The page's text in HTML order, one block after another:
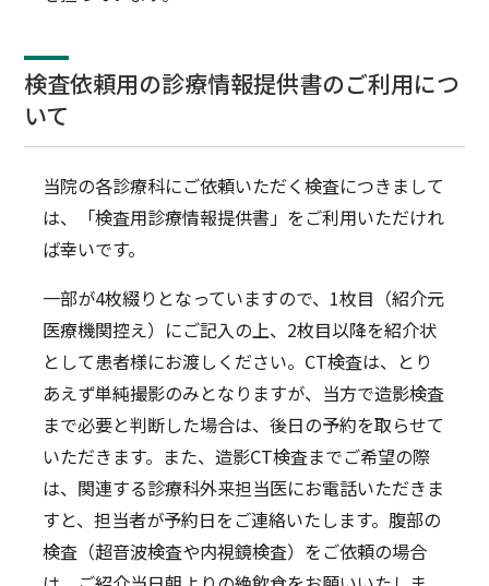
検査依頼用の診療情報提供書のご利用につ
いて
当院の各診療科にご依頼いただく検査につきまして
は、「検査用診療情報提供書」をご利用いただけれ
ば幸いです。
一部が4枚綴りとなっていますので、1枚目（紹介元
医療機関控え）にご記入の上、2枚目以降を紹介状
として患者様にお渡しください。CT検査は、とり
あえず単純撮影のみとなりますが、当方で造影検査
まで必要と判断した場合は、後日の予約を取らせて
いただきます。また、造影CT検査までご希望の際
は、関連する診療科外来担当医にお電話いただきま
すと、担当者が予約日をご連絡いたします。腹部の
検査（超音波検査や内視鏡検査）をご依頼の場合